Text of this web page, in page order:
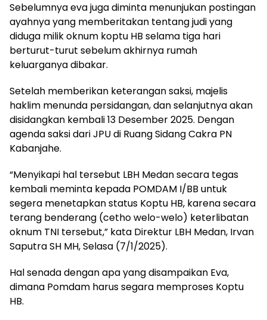
Sebelumnya eva juga diminta menunjukan postingan
ayahnya yang memberitakan tentang judi yang
diduga milik oknum koptu HB selama tiga hari
berturut-turut sebelum akhirnya rumah
keluarganya dibakar.
Setelah memberikan keterangan saksi, majelis
haklim menunda persidangan, dan selanjutnya akan
disidangkan kembali 13 Desember 2025. Dengan
agenda saksi dari JPU di Ruang Sidang Cakra PN
Kabanjahe.
“Menyikapi hal tersebut LBH Medan secara tegas
kembali meminta kepada POMDAM I/BB untuk
segera menetapkan status Koptu HB, karena secara
terang benderang (cetho welo-welo) keterlibatan
oknum TNI tersebut,” kata Direktur LBH Medan, Irvan
Saputra SH MH, Selasa (7/1/2025).
Hal senada dengan apa yang disampaikan Eva,
dimana Pomdam harus segara memproses Koptu
HB.